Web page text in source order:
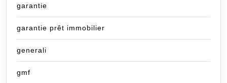
garantie
garantie prêt immobilier
generali
gmf